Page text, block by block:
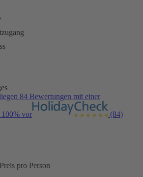
84 Bewertungen mit einer
vor
(84)
Preis pro Person